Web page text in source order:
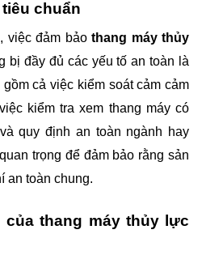
chuẩn
việc đảm bảo thang máy thủy
bị đầy đủ các yếu tố an toàn là
cả việc kiểm soát cảm cảm
kiểm tra xem thang máy có
quy định an toàn ngành hay
trọng để đảm bảo rằng sản
an toàn chung.
thang máy thủy lực